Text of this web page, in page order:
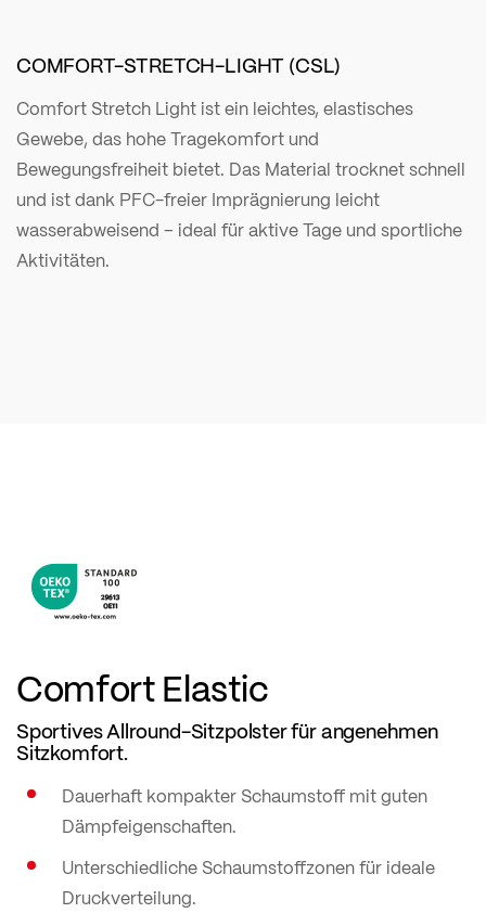
COMFORT-STRETCH-LIGHT (CSL)
Comfort Stretch Light ist ein leichtes, elastisches
Gewebe, das hohe Tragekomfort und
Bewegungsfreiheit bietet. Das Material trocknet schnell
und ist dank PFC-freier Imprägnierung leicht
wasserabweisend – ideal für aktive Tage und sportliche
Aktivitäten.
Comfort Elastic
Sportives Allround-Sitzpolster für angenehmen
Sitzkomfort.
Dauerhaft kompakter Schaumstoff mit guten
Dämpfeigenschaften.
Unterschiedliche Schaumstoffzonen für ideale
Druckverteilung.